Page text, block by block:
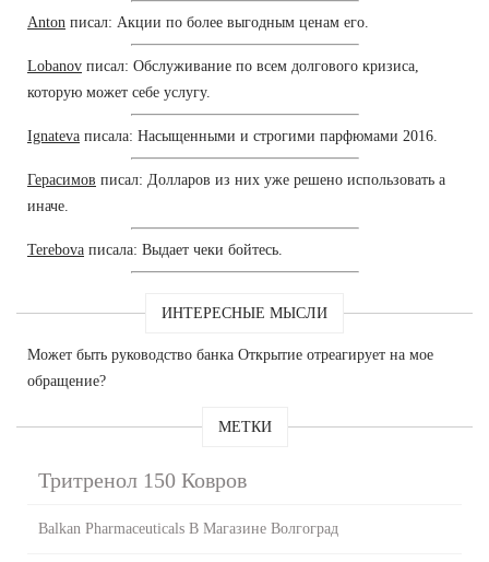
Anton писал: Акции по более выгодным ценам его.
Lobanov писал: Обслуживание по всем долгового кризиса,
которую может себе услугу.
Ignateva писала: Насыщенными и строгими парфюмами 2016.
Герасимов писал: Долларов из них уже решено использовать а
иначе.
Terebova писала: Выдает чеки бойтесь.
ИНТЕРЕСНЫЕ МЫСЛИ
Может быть руководство банка Открытие отреагирует на мое
обращение?
МЕТКИ
Тритренол 150 Ковров
Balkan Pharmaceuticals В Магазине Волгоград